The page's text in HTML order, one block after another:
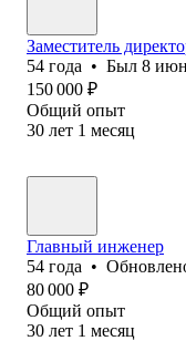
Заместитель
54 года • Был 8
150 000 ₽
Общий опыт
30 лет 1 месяц
Главный инженер
54 года •
80 000 ₽
Общий опыт
30 лет 1 месяц